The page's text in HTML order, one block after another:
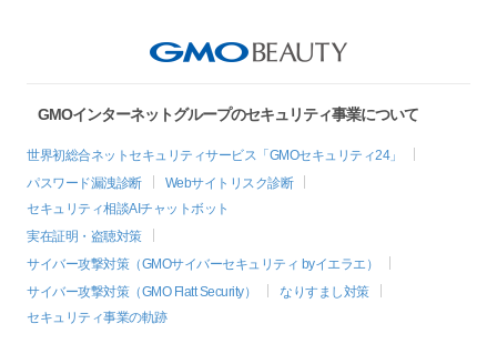
GMOインターネットグループのセキュリティ事業について
世界初総合ネットセキュリティサービス「GMOセキュリティ24」
パスワード漏洩診断
Webサイトリスク診断
セキュリティ相談AIチャットボット
実在証明・盗聴対策
サイバー攻撃対策（GMOサイバーセキュリティ byイエラエ）
サイバー攻撃対策（GMO Flatt Security）
なりすまし対策
セキュリティ事業の軌跡